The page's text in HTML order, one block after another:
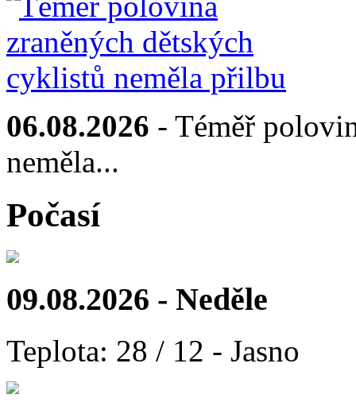
06.08.2026 - Téměř
neměla...
Počasí
09.08.2026 - Neděle
Teplota: 28 / 12 - Jasno